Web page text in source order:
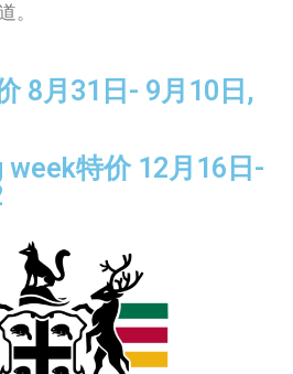
。
8月31日- 9月10日,
week特价 12月16日-